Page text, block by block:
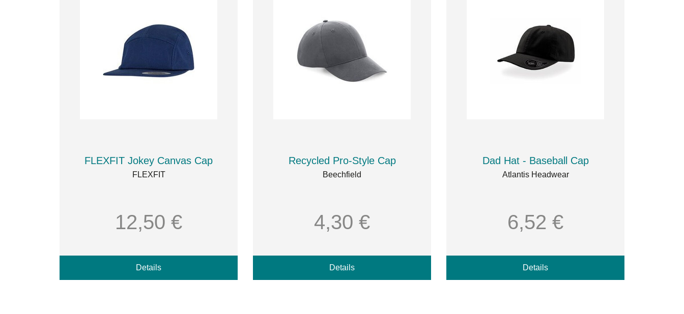
FLEXFIT Jokey Canvas Cap
FLEXFIT
12,50 €
Details
Recycled Pro-Style Cap
Beechfield
4,30 €
Details
Dad Hat - Baseball Cap
Atlantis Headwear
6,52 €
Details